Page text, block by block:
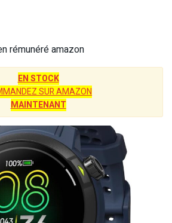
rémunéré amazon
EN STOCK
SUR AMAZON
MAINTENANT